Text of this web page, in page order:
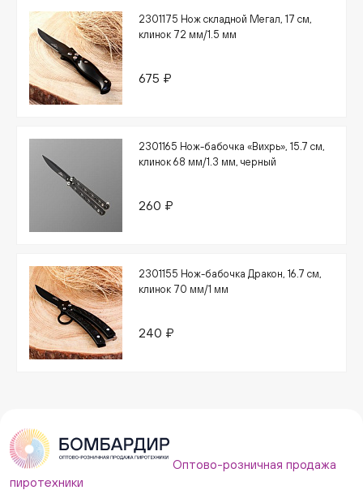
2301175 Нож складной Мегал, 17 см,
клинок 72 мм/1.5 мм
675 ₽
2301165 Нож-бабочка «Вихрь», 15.7 см,
клинок 68 мм/1.3 мм, черный
260 ₽
2301155 Нож-бабочка Дракон, 16.7 см,
клинок 70 мм/1 мм
240 ₽
Оптово-розничная продажа
пиротехники